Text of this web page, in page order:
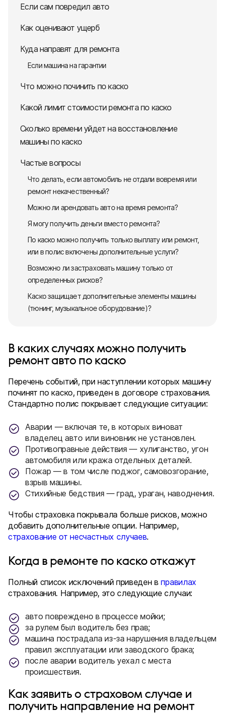
В каких случаях можно получить
ремонт авто по каско
Перечень событий, при наступлении которых машину
починят по каско, приведен в договоре страхования.
Стандартно полис покрывает следующие ситуации:
Аварии — включая те, в которых виноват
владелец авто или виновник не установлен.
Противоправные действия — хулиганство, угон
автомобиля или кража отдельных деталей.
Пожар — в том числе поджог, самовозгорание,
взрыв машины.
Стихийные бедствия — град, ураган, наводнения.
Чтобы страховка покрывала больше рисков, можно
добавить дополнительные опции. Например,
страхование от несчастных случаев.
Когда в ремонте по каско откажут
Полный список исключений приведен вправилах
страхования. Например, это следующие случаи:
авто повреждено в процессе мойки;
за рулем был водитель без прав;
машина пострадала из-за нарушения владельцем
правил эксплуатации или заводского брака;
после аварии водитель уехал с места
происшествия.
Как заявить о страховом случае и
получить направление на ремонт
Если сам повредил авто
Как оценивают ущерб
Куда направят для ремонта
Если машина на гарантии
Что можно починить по каско
Какой лимит стоимости ремонта по каско
Сколько времени уйдет на восстановление
машины по каско
Частые вопросы
Что делать, если автомобиль не отдали вовремя или
ремонт некачественный?
Можно ли арендовать авто на время ремонта?
Я могу получить деньги вместо ремонта?
По каско можно получить только выплату или ремонт,
или в полис включены дополнительные услуги?
Возможно ли застраховать машину только от
определенных рисков?
Каско защищает дополнительные элементы машины
(тюнинг, музыкальное оборудование)?